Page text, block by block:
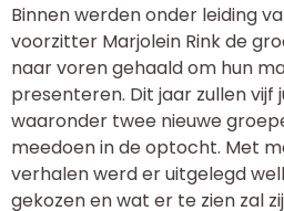
Binnen werden onder leiding
voorzitter Marjolein Rink de
naar voren gehaald om hun
presenteren. Dit jaar zullen vijf
waaronder twee nieuwe
meedoen in de optocht. Met
verhalen werd er uitgelegd
gekozen en wat er te zien zal